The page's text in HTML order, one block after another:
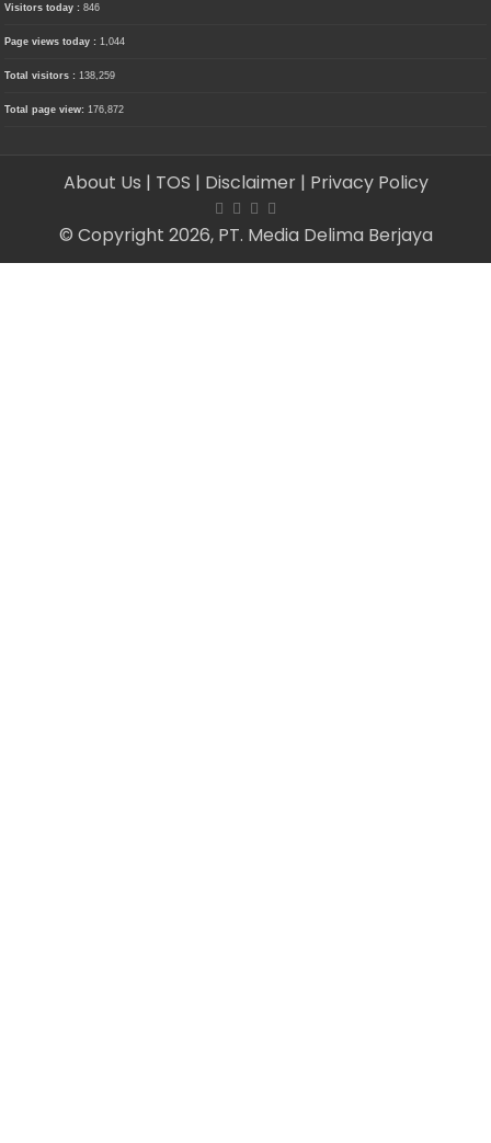
Visitors today :846
Page views today :1,044
Total visitors :138,259
Total page view:176,872
About Us | TOS | Disclaimer | Privacy Policy
© Copyright 2026, PT. Media Delima Berjaya